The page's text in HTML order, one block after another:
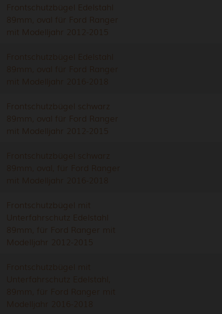
Frontschutzbügel Edelstahl
89mm, oval für Ford Ranger
mit Modelljahr 2012-2015
Frontschutzbügel Edelstahl
89mm, oval für Ford Ranger
mit Modelljahr 2016-2018
Frontschutzbügel schwarz
89mm, oval für Ford Ranger
mit Modelljahr 2012-2015
Frontschutzbügel schwarz
89mm, oval, für Ford Ranger
mit Modelljahr 2016-2018
Frontschutzbügel mit
Unterfahrschutz Edelstahl
89mm, für Ford Ranger mit
Modelljahr 2012-2015
Frontschutzbügel mit
Unterfahrschutz Edelstahl,
89mm, für Ford Ranger mit
Modelljahr 2016-2018